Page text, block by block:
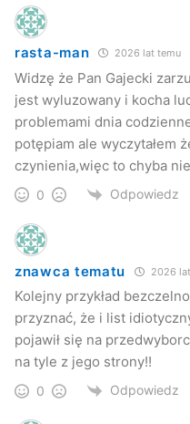
rasta-man 2026 lat temu
Widzę że Pan Gajecki
jest wyluzowany i kocha
problemami dnia
potępiam ale wyczytałem
czynienia,więc to chyba
0 Odpowiedz
znawca tematu 2026
Kolejny przykład
przyznać, że i list
pojawił się na
na tyle z jego strony!!
0 Odpowiedz